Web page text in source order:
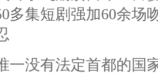
多集短剧强加60余场
一没有法定首都的国